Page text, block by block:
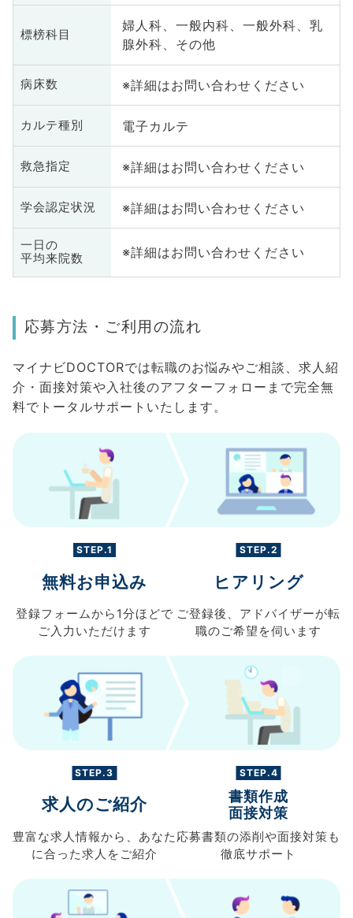
標榜科目
婦人科、一般内科、一般外科、乳
腺外科、その他
病床数 ※詳細はお問い合わせください
カルテ種別 電子カルテ
救急指定 ※詳細はお問い合わせください
学会認定状況 ※詳細はお問い合わせください
一日の
平均来院数
※詳細はお問い合わせください
応募方法・ご利用の流れ
マイナビDOCTORでは転職のお悩みやご相談、求人紹
介・面接対策や入社後のアフターフォローまで完全無
料でトータルサポートいたします。
STEP.1
無料お申込み
登録フォームから 1分ほどで
ご入力 いただけます
STEP.2
ヒアリング
ご登録後、 アドバイザーが転
職のご希望を伺います
STEP.3
求人のご紹介
豊富な求人情報から、 あなた
に合った求人を ご紹介
STEP.4
書類作成
面接対策
応募書類の添削や面接対策も
徹底サポート